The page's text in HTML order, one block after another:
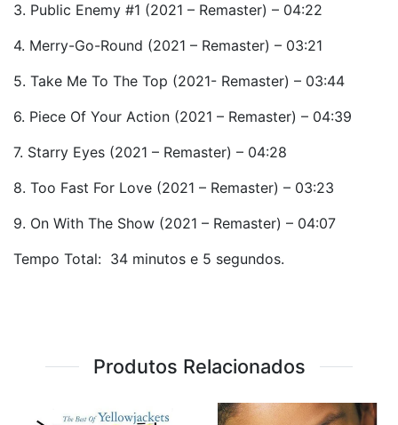
3. Public Enemy #1 (2021 – Remaster) – 04:22
4. Merry-Go-Round (2021 – Remaster) – 03:21
5. Take Me To The Top (2021- Remaster) – 03:44
6. Piece Of Your Action (2021 – Remaster) – 04:39
7. Starry Eyes (2021 – Remaster) – 04:28
8. Too Fast For Love (2021 – Remaster) – 03:23
9. On With The Show (2021 – Remaster) – 04:07
Tempo Total: 34 minutos e 5 segundos.
Produtos Relacionados